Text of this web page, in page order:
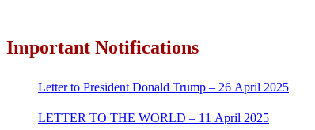
Important Notifications
Letter to President Donald Trump – 26 April 2025
LETTER TO THE WORLD – 11 April 2025